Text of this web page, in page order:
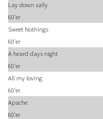
Lay down sally
60'er
Sweet Nothings
60'er
A heard days night
60'er
All my loving
60'er
Apache
60'er